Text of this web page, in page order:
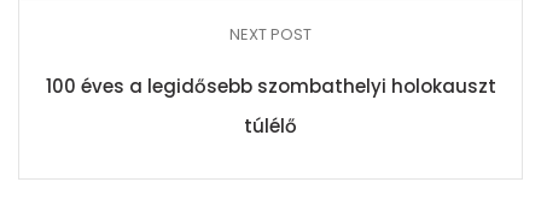
NEXT POST
100 éves a legidősebb szombathelyi holokauszt
túlélő